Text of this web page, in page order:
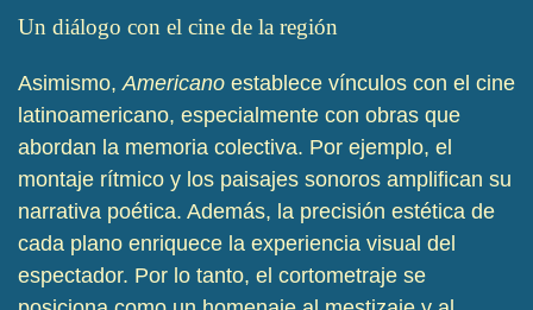
Un diálogo con el cine de la región
Asimismo,Americano establece vínculos con el cine
latinoamericano, especialmente con obras que
abordan la memoria colectiva. Por ejemplo, el
montaje rítmico y los paisajes sonoros amplifican su
narrativa poética. Además, la precisión estética de
cada plano enriquece la experiencia visual del
espectador. Por lo tanto, el cortometraje se